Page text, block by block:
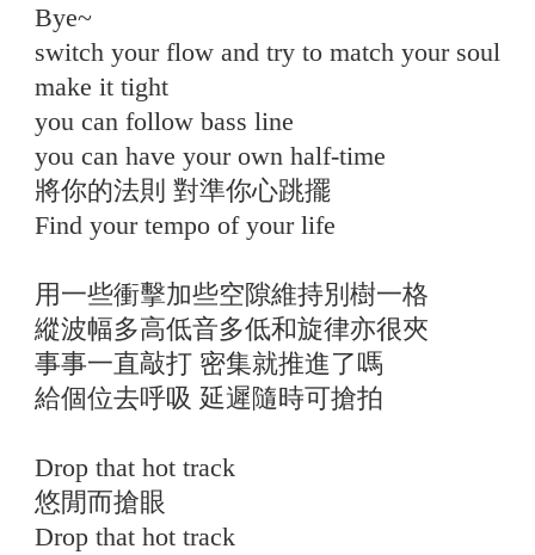
Bye~
switch your flow and try to match your soul
make it tight
you can follow bass line
you can have your own half-time
將你的法則 對準你心跳擺
Find your tempo of your life
用一些衝擊加些空隙維持別樹一格
縱波幅多高低音多低和旋律亦很夾
事事一直敲打 密集就推進了嗎
給個位去呼吸 延遲隨時可搶拍
Drop that hot track
悠閒而搶眼
Drop that hot track